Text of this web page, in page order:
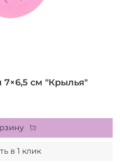
см "Крылья"
в 1 клик